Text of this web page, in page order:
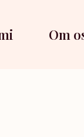
Om